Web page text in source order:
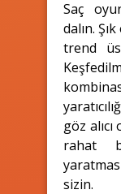
Saç
dalın.
trend
göz
rahat
sizin.